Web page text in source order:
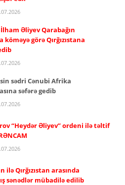
Əliyev Qarabağın
köməyə görə Qırğızıstana
sədri Cənubi Afrika
səfərə gedib
“Heydər Əliyev” ordeni ilə təltif
ilə Qırğızıstan arasında
sənədlər mübadilə edilib